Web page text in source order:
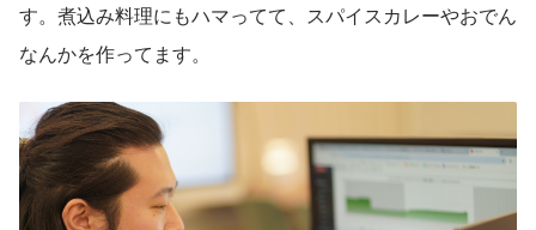
す。煮込み料理にもハマってて、スパイスカレーやおでん
なんかを作ってます。